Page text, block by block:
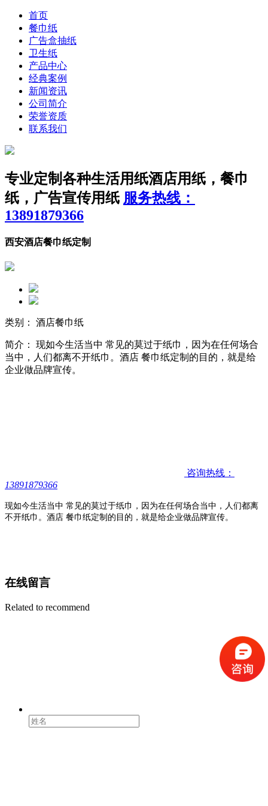
首页
餐巾纸
广告盒抽纸
卫生纸
产品中心
经典案例
新闻资讯
公司简介
荣誉资质
联系我们
专业定制各种生活用纸酒店用纸，餐巾
纸，广告宣传用纸 服务热线：
13891879366
西安酒店餐巾纸定制
类别： 酒店餐巾纸
简介： 现如今生活当中 常见的莫过于纸巾，因为在任何场合
当中，人们都离不开纸巾。酒店 餐巾纸定制的目的，就是给
企业做品牌宣传。
咨询热线：
13891879366
现如今生活当中 常见的莫过于纸巾，因为在任何场合当中，人们都离
不开纸巾。酒店 餐巾纸定制的目的，就是给企业做品牌宣传。
在线留言
Related to recommend